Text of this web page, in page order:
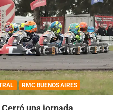
RMC BUENOS AIRES
Cerró una jornada